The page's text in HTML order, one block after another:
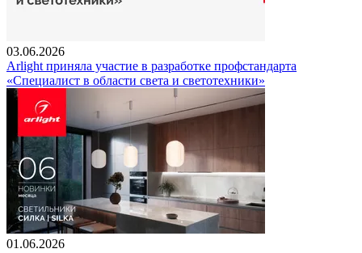
03.06.2026
Arlight приняла участие в разработке профстандарта
«Специалист в области света и светотехники»
01.06.2026